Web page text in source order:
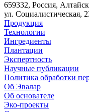
659332, Россия,
ул. Социалистическая,
Продукция
Технологии
Ингредиенты
Плантации
Экспертность
Научные публикации
Политика обработки
Об Эвалар
Об основателе
Эко-проекты